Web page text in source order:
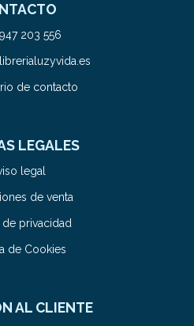
203 556
de contacto
LEGALES
legal
de venta
de privacidad
de Cookies
AL CLIENTE